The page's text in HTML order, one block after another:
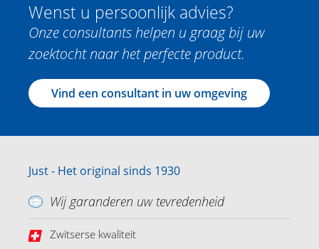
Wenst u persoonlijk advies?
Onze consultants helpen u graag bij uw
zoektocht naar het perfecte product.
Vind een consultant in uw omgeving
Just - Het original sinds 1930
Wij garanderen uw tevredenheid
Zwitserse kwaliteit